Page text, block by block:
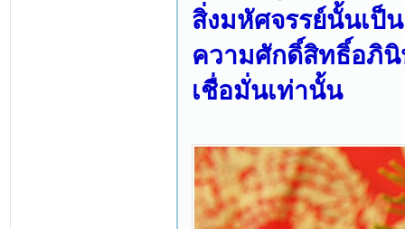
สิ่งมหัศจรรย์นั้นเป็
ความศักดิ์สิทธิ์อภินิ
เชื่อมั่นเท่านั้น